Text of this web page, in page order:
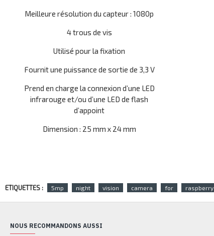
Meilleure résolution du capteur : 1080p
4 trous de vis
Utilisé pour la fixation
Fournit une puissance de sortie de 3,3 V
Prend en charge la connexion d’une LED
infrarouge et/ou d’une LED de flash
d’appoint
Dimension : 25 mm x 24 mm
ETIQUETTES : 5mp night vision camera for raspberry
NOUS RECOMMANDONS AUSSI